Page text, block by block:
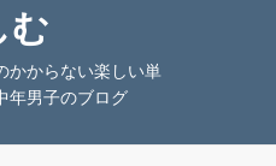
む
かからない楽しい単
年男子のブログ